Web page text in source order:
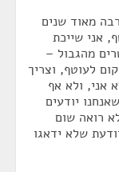
מאוד שנים
אני שייכת
שלי הוא 2 קילומטרים מהגבול –
לעוטף, וצריך
אני, ולא אף
כשאנחנו יודעים
רואה שום
שלא ידאגו